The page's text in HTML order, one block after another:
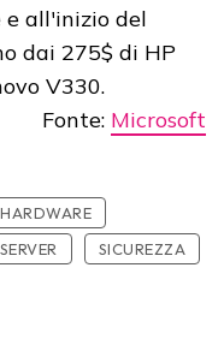
e all'inizio del
dai 275$ di HP
V330.
Fonte: Microsoft
HARDWARE
SERVER
SICUREZZA